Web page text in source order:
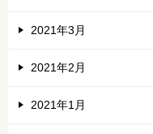
2021年3月
2021年2月
2021年1月